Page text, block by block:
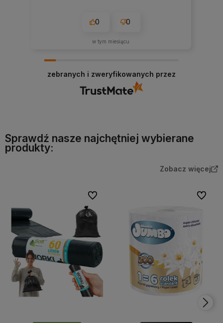
0 0
w tym miesiącu
zebranych i zweryfikowanych przez
Sprawdź nasze najchętniej wybierane
produkty:
Zobacz więcej
Do ulubionych Do